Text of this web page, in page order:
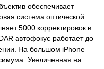
обеспечивает
система оптической
5000 корректировок в
автофокус работает до
На большом iPhone
Увеличенная на